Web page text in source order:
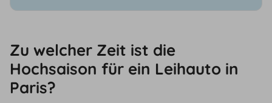
Zu welcher Zeit ist die
Hochsaison für ein Leihauto in
Paris?